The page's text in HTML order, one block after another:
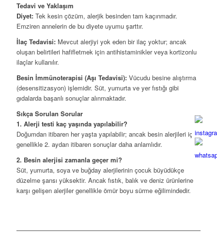
Tedavi ve Yaklaşım
Diyet:Tek kesin çözüm, alerjik besinden tam kaçınmadır.
Emziren annelerin de bu diyete uyumu şarttır.
İlaç Tedavisi:Mevcut alerjiyi yok eden bir ilaç yoktur; ancak
oluşan belirtileri hafifletmek için antihistaminikler veya kortizonlu
ilaçlar kullanılır.
Besin İmmünoterapisi (Aşı Tedavisi):Vücudu besine alıştırma
(desensitizasyon) işlemidir. Süt, yumurta ve yer fıstığı gibi
gıdalarda başarılı sonuçlar alınmaktadır.
Sıkça Sorulan Sorular
1. Alerji testi kaç yaşında yapılabilir?
Doğumdan itibaren her yaşta yapılabilir; ancak besin alerjileri için
genellikle 2. aydan itibaren sonuçlar daha anlamlıdır.
2. Besin alerjisi zamanla geçer mi?
Süt, yumurta, soya ve buğday alerjilerinin çocuk büyüdükçe
düzelme şansı yüksektir. Ancak fıstık, balık ve deniz ürünlerine
karşı gelişen alerjiler genellikle ömür boyu sürme eğilimindedir.